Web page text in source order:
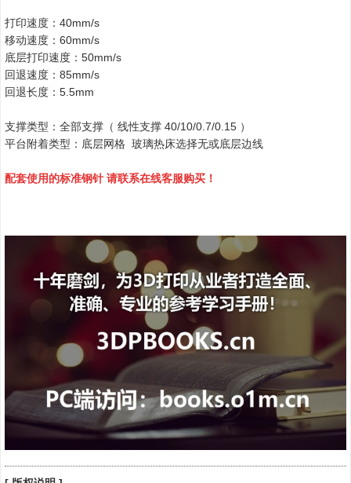
打印速度：40mm/s
移动速度：60mm/s
底层打印速度：50mm/s
回退速度：85mm/s
回退长度：5.5mm
支撑类型：全部支撑（ 线性支撑 40/10/0.7/0.15 ）
平台附着类型：底层网格 玻璃热床选择无或底层边线
配套使用的标准钢针 请联系在线客服购买！